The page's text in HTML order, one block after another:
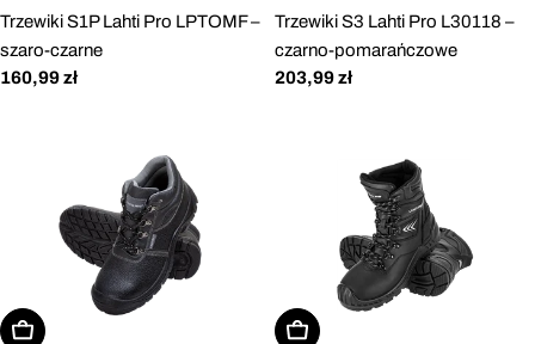
Trzewiki S1P Lahti Pro LPTOMF –
szaro-czarne
Cena
160,99 zł
Trzewiki S3 Lahti Pro L30118 –
czarno-pomarańczowe
Cena
203,99 zł
Wybierz opcje Wybierz opcje